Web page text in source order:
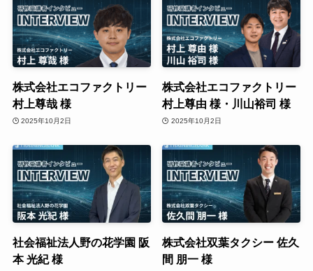
株式会社エコファクトリー
村上尊哉 様
2025年10月2日
株式会社エコファクトリー
村上尊由 様・川山裕司 様
2025年10月2日
社会福祉法人野の花学園 阪
本 光紀 様
株式会社双葉タクシー 佐久
間 朋一 様